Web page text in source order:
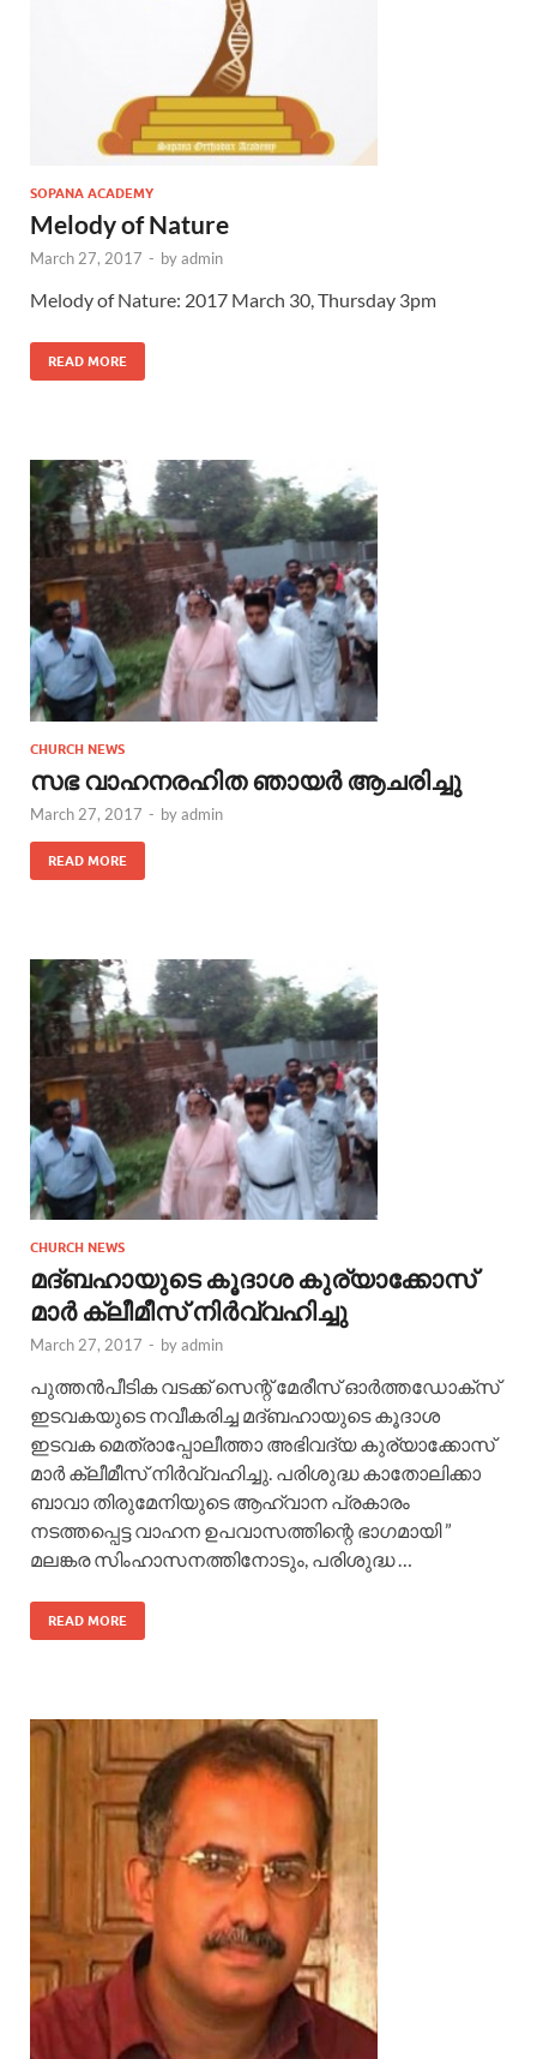
SOPANA ACADEMY
Melody of Nature
March 27, 2017 - byadmin
Melody of Nature: 2017 March 30, Thursday 3pm
READ MORE
CHURCH NEWS
സഭ വാഹനരഹിത ഞായര്‍ ആചരിച്ചു
March 27, 2017 - byadmin
READ MORE
CHURCH NEWS
മദ്ബഹായുടെ കൂദാശ കുര്യാക്കോസ്
മാർ ക്ലീമീസ് നിർവ്വഹിച്ചു
March 27, 2017 - byadmin
പുത്തൻപീടിക വടക്ക് സെന്റ് മേരീസ് ഓർത്തഡോക്സ്
ഇടവകയുടെ നവീകരിച്ച മദ്ബഹായുടെ കൂദാശ
ഇടവക മെത്രാപ്പോലീത്താ അഭിവദ്യ കുര്യാക്കോസ്
മാർ ക്ലീമീസ് നിർവ്വഹിച്ചു. പരിശുദ്ധ കാതോലിക്കാ
ബാവാ തിരുമേനിയുടെ ആഹ്വാന പ്രകാരം
നടത്തപ്പെട്ട വാഹന ഉപവാസത്തിന്റെ ഭാഗമായി ”
മലങ്കര സിംഹാസനത്തിനോടും, പരിശുദ്ധ …
READ MORE